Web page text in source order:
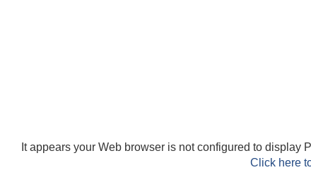
It appears your Web browser is not configured to display
Click here